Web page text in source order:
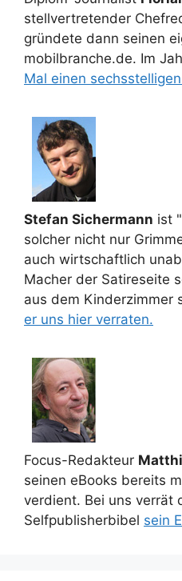
stellvertretender
gründete dann seinen
mobilbranche.de. Im
Mal einen
Stefan Sichermann ist
solcher nicht nur
auch wirtschaftlich
Macher der Satireseite
aus dem Kinderzimmer
er uns hier verraten.
Focus-Redakteur
seinen eBooks bereits
verdient. Bei uns verrät
Selfpublisherbibel sein